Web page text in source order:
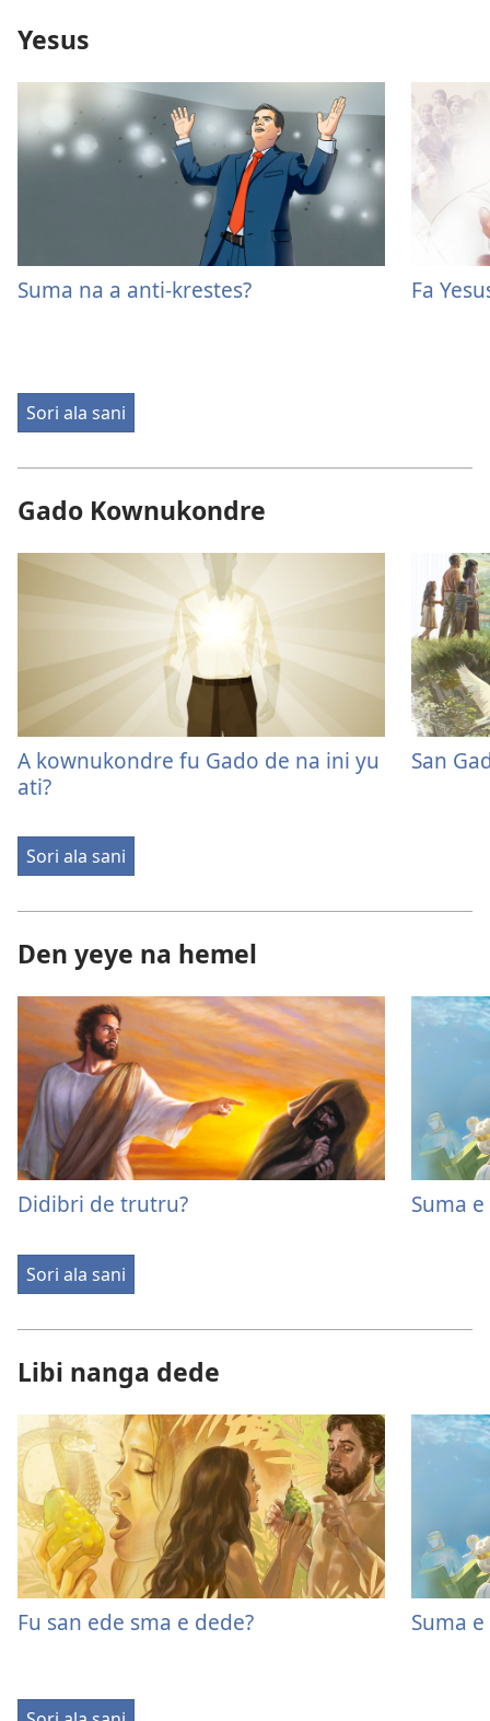
Yesus
Suma na a anti-krestes? Fa
Sori ala sani
Gado Kownukondre
A kownukondre fu Gado de na ini yu
ati?
San
Sori ala sani
Den yeye na hemel
Didibri de trutru? Suma
Sori ala sani
Libi nanga dede
Fu san ede sma e dede? Suma